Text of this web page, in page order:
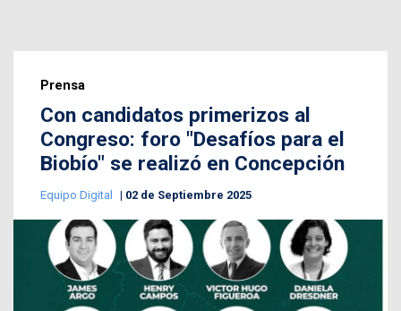
Prensa
Con candidatos primerizos al
Congreso: foro "Desafíos para el
Biobío" se realizó en Concepción
Equipo Digital 02 de Septiembre 2025